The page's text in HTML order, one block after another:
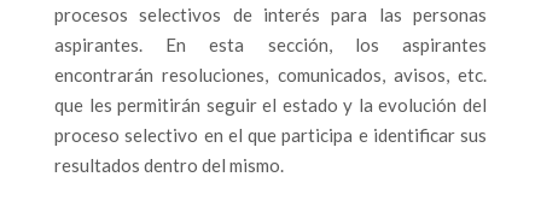
procesos selectivos de interés para las personas
aspirantes. En esta sección, los aspirantes
encontrarán resoluciones, comunicados, avisos, etc.
que les permitirán seguir el estado y la evolución del
proceso selectivo en el que participa e identificar sus
resultados dentro del mismo.